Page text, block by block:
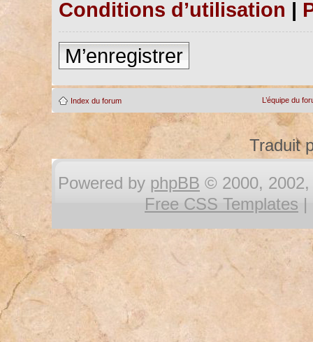
Conditions d’utilisation |
M’enregistrer
Index du forum L’équipe du
Traduit
Powered by phpBB © 2000, 2002,
Free CSS Templates |